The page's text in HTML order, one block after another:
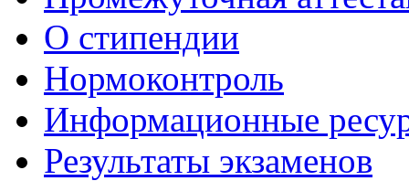
О стипендии
Нормоконтроль
Информационные
Результаты экзаменов